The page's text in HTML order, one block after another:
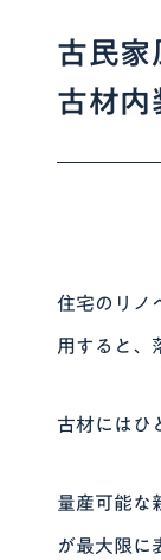
古民家
古材内
住宅のリノ
用すると、
古材にはひ
量産可能な
が最大限に